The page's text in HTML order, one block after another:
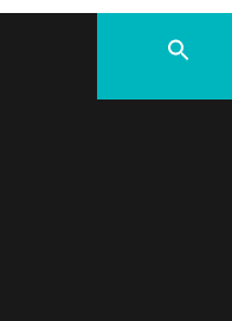
Search
for: